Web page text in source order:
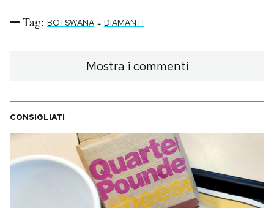
Tag: BOTSWANA - DIAMANTI
Mostra i commenti
CONSIGLIATI